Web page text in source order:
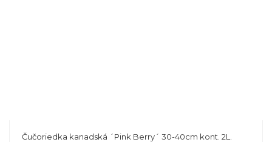
Čučoriedka kanadská ´Pink Berry´ 30-40cm kont. 2L.